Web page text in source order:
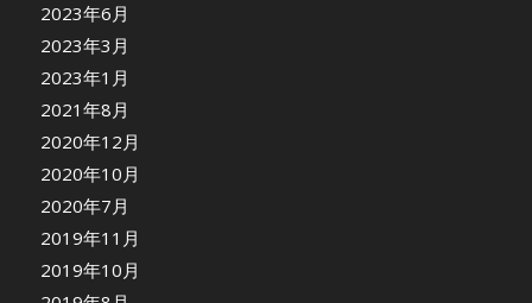
2023年6月
2023年3月
2023年1月
2021年8月
2020年12月
2020年10月
2020年7月
2019年11月
2019年10月